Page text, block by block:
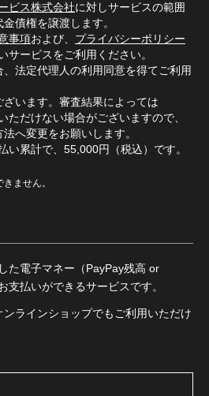
ビス株式会社に対しサービスの範囲
債権を譲渡します。
事項および、 プライバシーポリシー
サービスをご利用ください。
、法定代理人の利用同意を得てご利用
ざいます。審査結果によっては
ただけない場合がございますので、
へ変更をお願いします。
い累計で、55,000円（税込）です。
ません。
た電子マネー（PayPay残高 or
支払いができるサービスです。
ラインショップでもご利用いただけ